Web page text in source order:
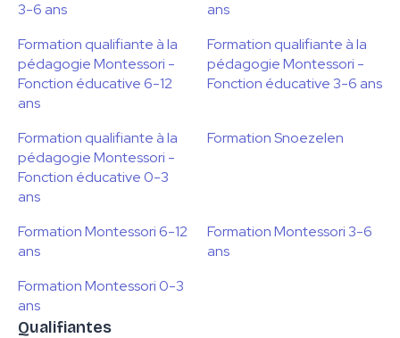
3-6 ans
ans
Formation qualifiante à la
pédagogie Montessori -
Fonction éducative 6-12
ans
Formation qualifiante à la
pédagogie Montessori -
Fonction éducative 3-6 ans
Formation qualifiante à la
pédagogie Montessori -
Fonction éducative 0-3
ans
Formation Snoezelen
Formation Montessori 6-12
ans
Formation Montessori 3-6
ans
Formation Montessori 0-3
ans
Qualifiantes